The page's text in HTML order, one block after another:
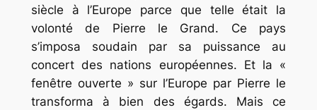
siècle à l’Europe parce que telle était la
volonté de Pierre le Grand. Ce pays
s’imposa soudain par sa puissance au
concert des nations européennes. Et la «
fenêtre ouverte » sur l’Europe par Pierre le
transforma à bien des égards. Mais ce